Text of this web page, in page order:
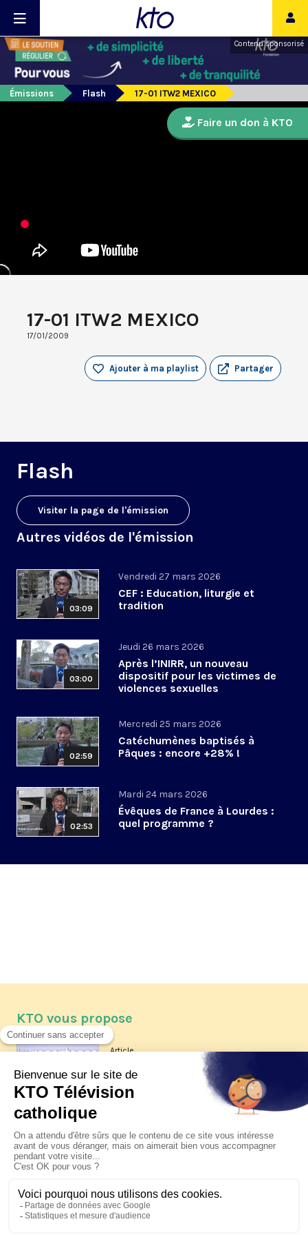
Contenu sponsorisé
Émissions Flash 17-01 ITW2 MEXICO
17-01 ITW2 MEXICO
17/01/2009
Partager
Ajouter à ma playlist
Flash
Visiter la page de l'émission
Autres vidéos de l'émission
03:09
Vendredi 27 mars 2026
CEF : Education, liturgie et
tradition
03:00
Jeudi 26 mars 2026
Après l’INIRR, un nouveau
dispositif pour les victimes de
violences sexuelles
02:59
Mercredi 25 mars 2026
Catéchumènes baptisés à
Pâques : encore +28% !
02:53
Mardi 24 mars 2026
Évêques de France à Lourdes :
quel programme ?
Faire un don à KTO
KTO vous propose
Article
Les reportages d'été 2026 de KTO
La visite pastorale du pape Léon
XIV à Assise à suivre sur KTO le
jeudi 6 août
Le pape en Uruguay, Argentine et
Pérou du 6 au 17 novembre 2026